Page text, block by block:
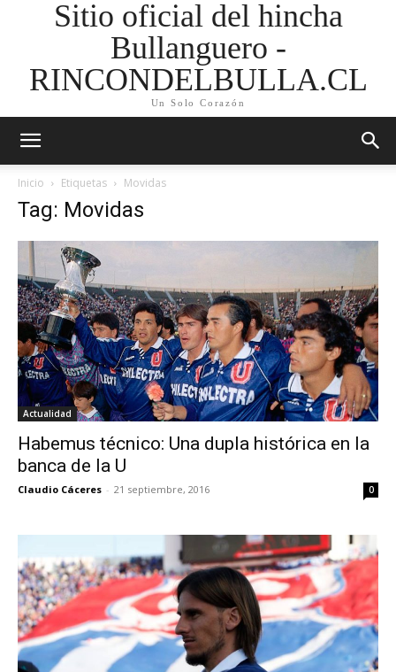
Sitio oficial del hincha
Bullanguero -
RINCONDELBULLA.CL
Un Solo Corazón
Inicio Etiquetas Movidas
Tag: Movidas
Actualidad
Habemus técnico: Una dupla histórica en la
banca de la U
Claudio Cáceres - 21 septiembre, 2016 0